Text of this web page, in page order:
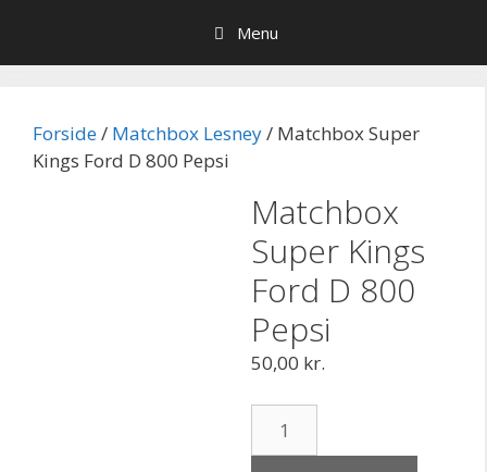
indhold
Menu
Forside/ Matchbox Lesney/ Matchbox Super
Kings Ford D 800 Pepsi
Matchbox
Super Kings
Ford D 800
Pepsi
50,00 kr.
Super